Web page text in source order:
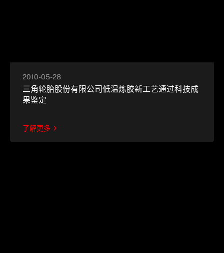
2010-05-28
三角轮胎股份有限公司低温炼胶新工艺通过科技成
果鉴定
了解更多